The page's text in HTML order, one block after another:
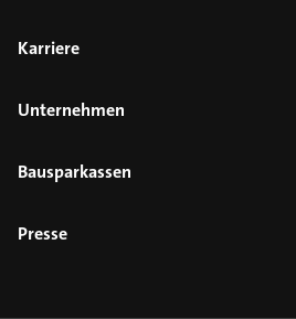
Karriere
Unternehmen
Bausparkassen
Presse